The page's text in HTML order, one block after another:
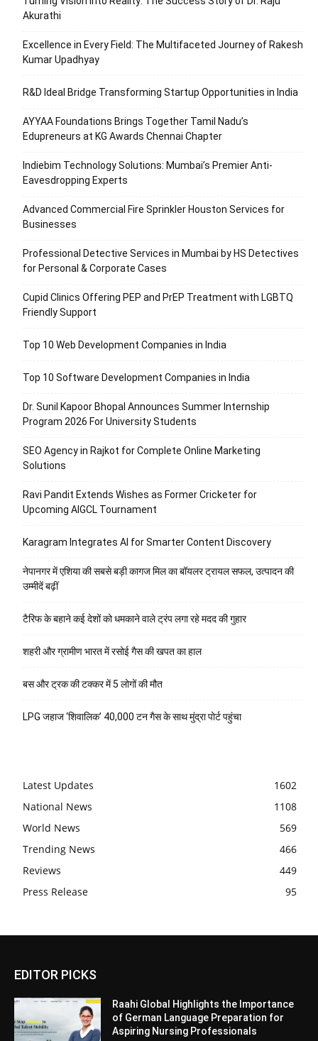
Akurathi
Excellence in Every Field: The Multifaceted Journey of Rakesh
Kumar Upadhyay
R&D Ideal Bridge Transforming Startup Opportunities in India
AYYAA Foundations Brings Together Tamil Nadu’s
Edupreneurs at KG Awards Chennai Chapter
Indiebim Technology Solutions: Mumbai’s Premier Anti-
Eavesdropping Experts
Advanced Commercial Fire Sprinkler Houston Services for
Businesses
Professional Detective Services in Mumbai by HS Detectives
for Personal & Corporate Cases
Cupid Clinics Offering PEP and PrEP Treatment with LGBTQ
Friendly Support
Top 10 Web Development Companies in India
Top 10 Software Development Companies in India
Dr. Sunil Kapoor Bhopal Announces Summer Internship
Program 2026 For University Students
SEO Agency in Rajkot for Complete Online Marketing
Solutions
Ravi Pandit Extends Wishes as Former Cricketer for
Upcoming AIGCL Tournament
Karagram Integrates AI for Smarter Content Discovery
नेपानगर में एशिया की सबसे बड़ी कागज मिल का बॉयलर ट्रायल सफल, उत्पादन की
उम्मीदें बढ़ीं
टैरिफ के बहाने कई देशों को धमकाने वाले ट्रंप लगा रहे मदद की गुहार
शहरी और ग्रामीण भारत में रसोई गैस की खपत का हाल
बस और ट्रक की टक्कर में 5 लोगों की मौत
LPG जहाज ‘शिवालिक’ 40,000 टन गैस के साथ मुंद्रा पोर्ट पहुंचा
Latest Updates
1602
National News
1108
World News
569
Trending News
466
Reviews
449
Press Release
95
EDITOR PICKS
Raahi Global Highlights the Importance
of German Language Preparation for
Aspiring Nursing Professionals